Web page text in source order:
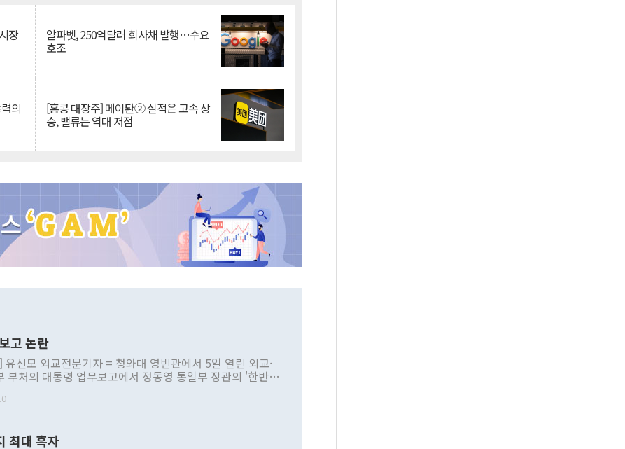
장 알파벳, 250억달러 회사채 발행…수요
호조
의 [홍콩 대장주] 메이퇀② 실적은 고속 상
승, 밸류는 역대 저점
고 논란
신모 외교전문기자 = 청와대 영빈관에서 5일 열린 외교·
부처의 대통령 업무보고에서 정동영 통일부 장관의 '한반도
내 조율을 거치지 않은 사안을 정책으로 추진하겠다고 공
거한 비현실적 구상'이라는 비판을 내놨다. 그동안 정 장
최대 흑자